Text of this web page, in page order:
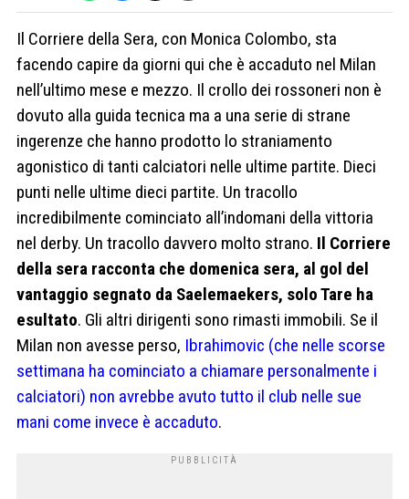
Il Corriere della Sera, con Monica Colombo, sta
facendo capire da giorni qui che è accaduto nel Milan
nell’ultimo mese e mezzo. Il crollo dei rossoneri non è
dovuto alla guida tecnica ma a una serie di strane
ingerenze che hanno prodotto lo straniamento
agonistico di tanti calciatori nelle ultime partite. Dieci
punti nelle ultime dieci partite. Un tracollo
incredibilmente cominciato all’indomani della vittoria
nel derby. Un tracollo davvero molto strano. Il Corriere
della sera racconta che domenica sera, al gol del
vantaggio segnato da Saelemaekers, solo Tare ha
esultato. Gli altri dirigenti sono rimasti immobili. Se il
Milan non avesse perso, Ibrahimovic (che nelle scorse
settimana ha cominciato a chiamare personalmente i
calciatori) non avrebbe avuto tutto il club nelle sue
mani come invece è accaduto.